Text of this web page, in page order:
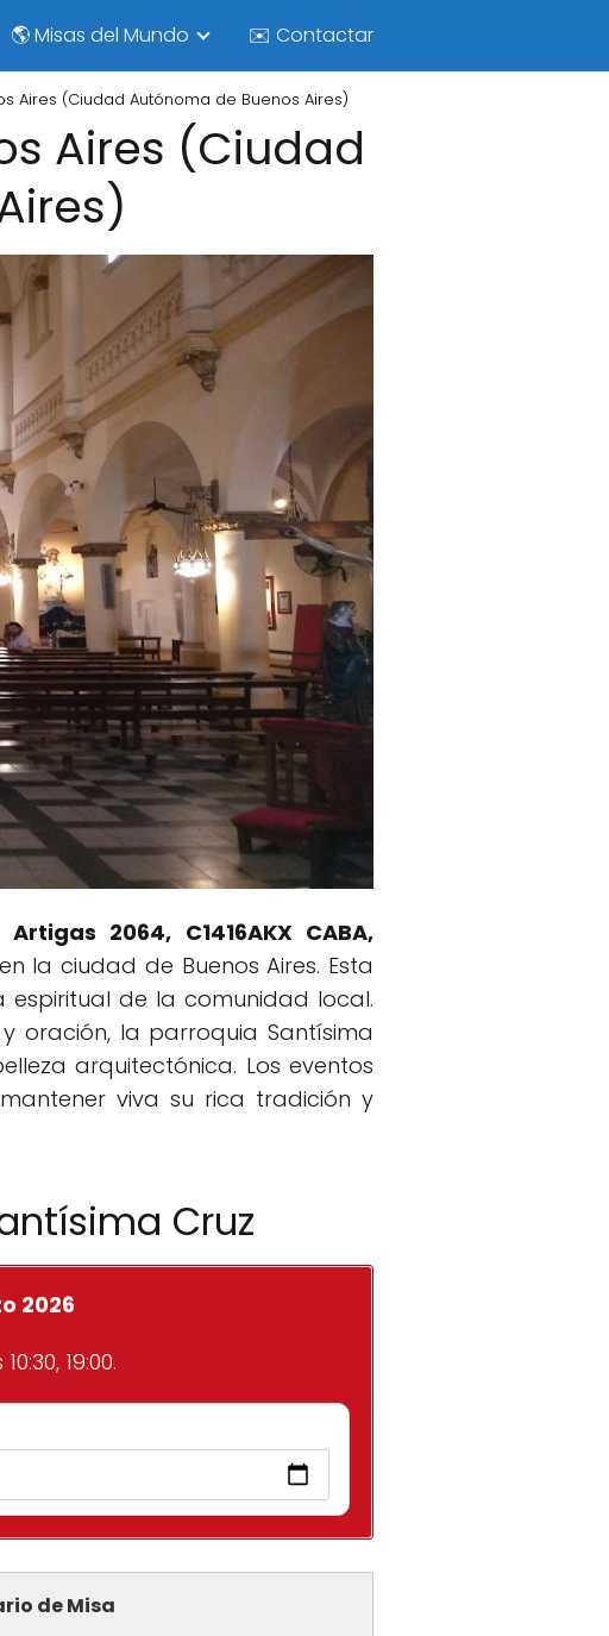
🌎 Misas del Mundo ✉️ Contactar
Aires (Ciudad Autónoma de Buenos Aires)
Aires (Ciudad
2064, C1416AKX CABA,
la ciudad de Buenos Aires. Esta
de la comunidad local.
oración, la parroquia Santísima
arquitectónica. Los eventos
viva su rica tradición y
Cruz
2026
19:00.
de Misa